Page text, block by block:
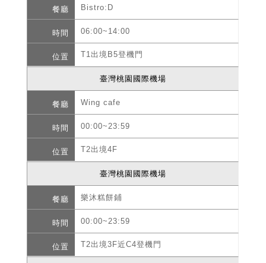
Bistro:D
06:00~14:00
T1出境B5登機門
臺灣桃園國際機場
Wing cafe
00:00~23:59
T2出境4F
臺灣桃園國際機場
樂沐糕餅鋪
00:00~23:59
T2出境3F近C4登機門